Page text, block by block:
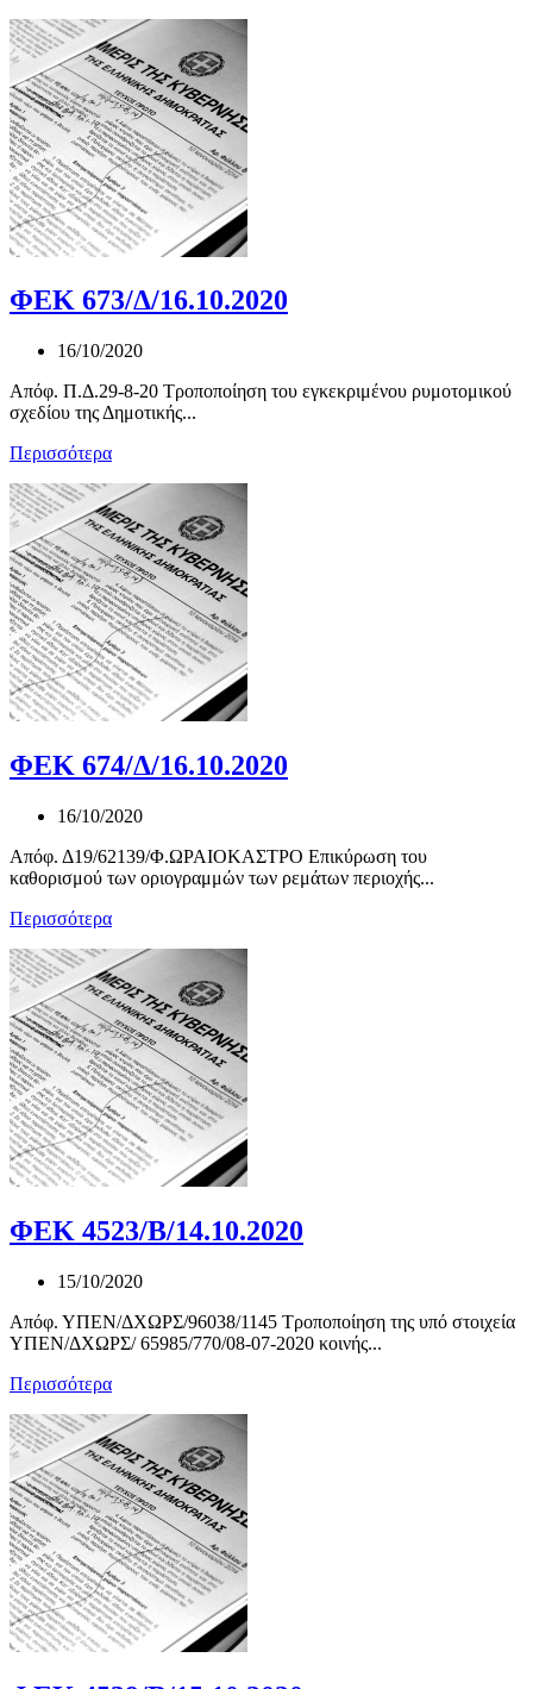
ΦΕΚ 673/Δ/16.10.2020
16/10/2020
Απόφ. Π.Δ.29-8-20 Τροποποίηση του εγκεκριμένου ρυμοτομικού
σχεδίου της Δημοτικής...
Περισσότερα
ΦΕΚ 674/Δ/16.10.2020
16/10/2020
Απόφ. Δ19/62139/Φ.ΩΡΑΙΟΚΑΣΤΡΟ Επικύρωση του
καθορισμού των οριογραμμών των ρεμάτων περιοχής...
Περισσότερα
ΦΕΚ 4523/Β/14.10.2020
15/10/2020
Απόφ. ΥΠΕΝ/ΔΧΩΡΣ/96038/1145 Τροποποίηση της υπό στοιχεία
ΥΠΕΝ/ΔΧΩΡΣ/ 65985/770/08-07-2020 κοινής...
Περισσότερα